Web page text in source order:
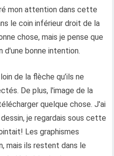
mon attention dans cette
le coin inférieur droit de la
chose, mais je pense que
d'une bonne intention.
de la flèche qu’ils ne
De plus, l'image de la
quelque chose. J'ai
je regardais sous cette
Les graphismes
mais ils restent dans le